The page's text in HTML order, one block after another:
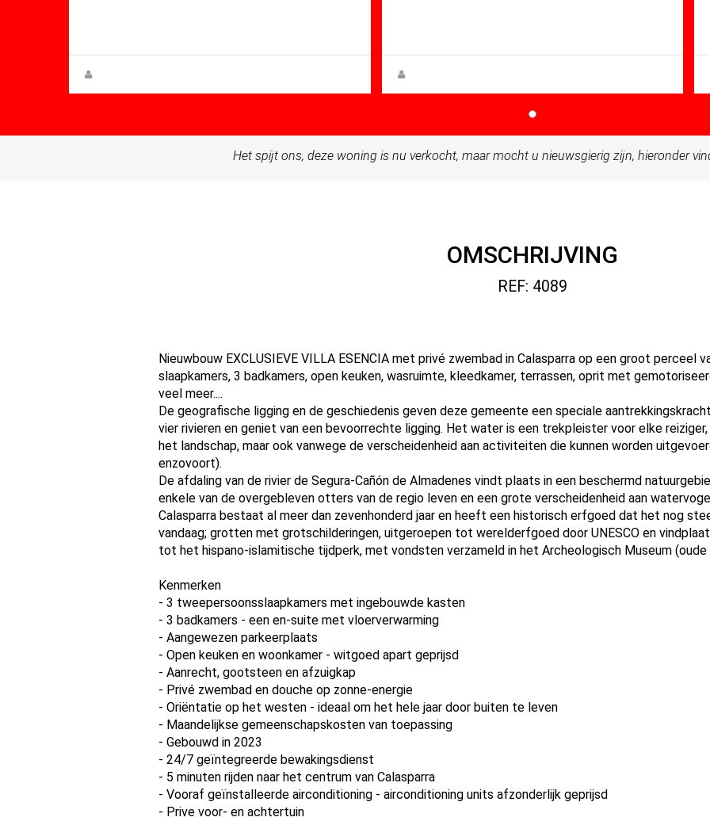
Het spijt ons, deze woning is nu verkocht, maar mocht u nieuwsgierig zijn, hieronder
OMSCHRIJVING
REF: 4089
Nieuwbouw EXCLUSIEVE VILLA ESENCIA met privé zwembad in Calasparra op een groot perceel
slaapkamers, 3 badkamers, open keuken, wasruimte, kleedkamer, terrassen, oprit met
veel meer....
De geografische ligging en de geschiedenis geven deze gemeente een speciale
vier rivieren en geniet van een bevoorrechte ligging. Het water is een trekpleister voor elke
het landschap, maar ook vanwege de verscheidenheid aan activiteiten die kunnen worden
enzovoort).
De afdaling van de rivier de Segura-Cañón de Almadenes vindt plaats in een beschermd
enkele van de overgebleven otters van de regio leven en een grote verscheidenheid aan
Calasparra bestaat al meer dan zevenhonderd jaar en heeft een historisch erfgoed dat het nog
vandaag; grotten met grotschilderingen, uitgeroepen tot werelderfgoed door UNESCO en
tot het hispano-islamitische tijdperk, met vondsten verzameld in het Archeologisch Museum (oude
Kenmerken
- 3 tweepersoonsslaapkamers met ingebouwde kasten
- 3 badkamers - een en-suite met vloerverwarming
- Aangewezen parkeerplaats
- Open keuken en woonkamer - witgoed apart geprijsd
- Aanrecht, gootsteen en afzuigkap
- Privé zwembad en douche op zonne-energie
- Oriëntatie op het westen - ideaal om het hele jaar door buiten te leven
- Maandelijkse gemeenschapskosten van toepassing
- Gebouwd in 2023
- 24/7 geïntegreerde bewakingsdienst
- 5 minuten rijden naar het centrum van Calasparra
- Vooraf geïnstalleerde airconditioning - airconditioning units afzonderlijk geprijsd
- Prive voor- en achtertuin